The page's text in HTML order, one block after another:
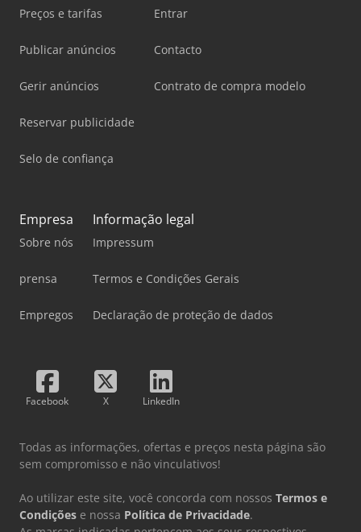
Preços e tarifas
Publicar anúncios
Gerir anúncios
Reservar publicidade
Selo de confiança
Entrar
Contacto
Contrato de compra modelo
Empresa
Sobre nós
prensa
Empregos
Informação legal
Impressum
Termos e Condições Gerais
Declaração de proteção de dados
Facebook X LinkedIn
Todas as informações, ofertas e preços nesta página são
sem compromisso e não vinculativos!
Ao utilizar este site, você concorda com nossos Termos e
Condições e nossa Política de Privacidade.